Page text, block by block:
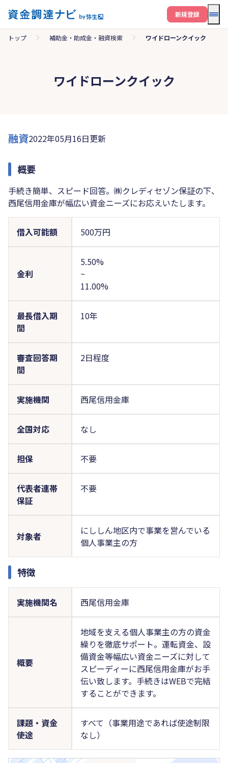
メ
新規登録
トップ 補助金・助成金・融資検索 ワイドローンクイック
ワイドローンクイック
融資2022年05月16日更新
概要
手続き簡単、スピード回答。㈱クレディセゾン保証の下、
西尾信用金庫が幅広い資金ニーズにお応えいたします。
借入可能額 500万円
金利
5.50%
~
11.00%
最長借入期
間
10年
審査回答期
間
2日程度
実施機関 西尾信用金庫
全国対応 なし
担保 不要
代表者連帯
保証
不要
対象者
にししん地区内で事業を営んでいる
個人事業主の方
特徴
実施機関名 西尾信用金庫
概要
地域を支える個人事業主の方の資金
繰りを徹底サポート。運転資金、設
備資金等幅広い資金ニーズに対して
スピーディーに西尾信用金庫がお手
伝い致します。手続きはWEBで完結
することができます。
課題・資金
使途
すべて（事業用途であれば使途制限
なし）